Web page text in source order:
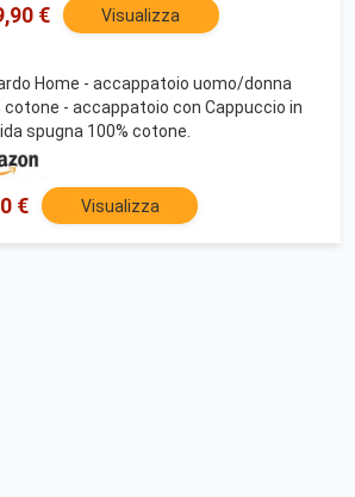
€ Visualizza
Home - accappatoio uomo/donna
cotone - accappatoio con Cappuccio in
spugna 100% cotone.
€ Visualizza